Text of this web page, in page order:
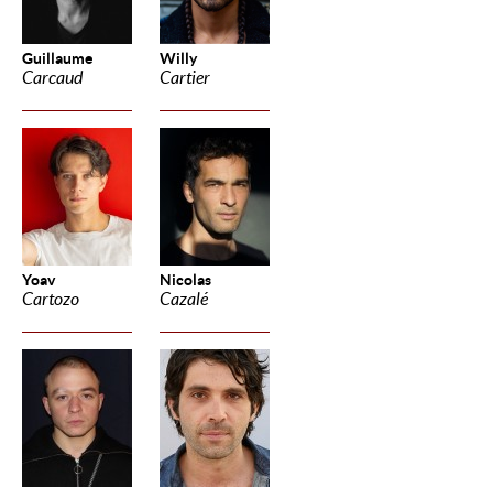
Guillaume
Carcaud
Willy
Cartier
Yoav
Cartozo
Nicolas
Cazalé